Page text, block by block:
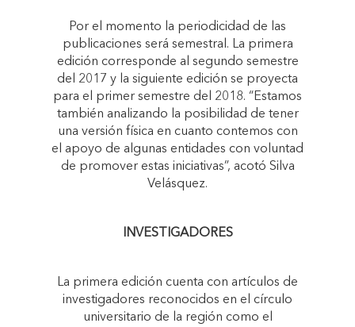
Por el momento la periodicidad de las
publicaciones será semestral. La primera
edición corresponde al segundo semestre
del 2017 y la siguiente edición se proyecta
para el primer semestre del 2018. “Estamos
también analizando la posibilidad de tener
una versión física en cuanto contemos con
el apoyo de algunas entidades con voluntad
de promover estas iniciativas”, acotó Silva
Velásquez.
INVESTIGADORES
La primera edición cuenta con artículos de
investigadores reconocidos en el círculo
universitario de la región como el